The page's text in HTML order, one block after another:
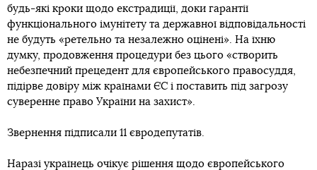
будь-які кроки щодо екстрадиції, доки гарантії
функціонального імунітету та державної відповідальності
не будуть «ретельно та незалежно оцінені». На їхню
думку, продовження процедури без цього «створить
небезпечний прецедент для європейського правосуддя,
підірве довіру між країнами ЄС і поставить під загрозу
суверенне право України на захист».
Звернення підписали 11 євродепутатів.
Наразі українець очікує рішення щодо європейського